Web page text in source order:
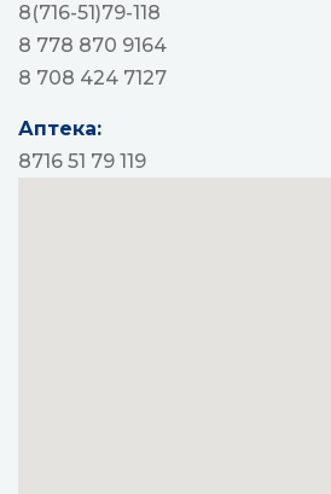
8(716-51)79-118
8 778 870 9164
8 708 424 7127
Аптека:
8716 51 79 119